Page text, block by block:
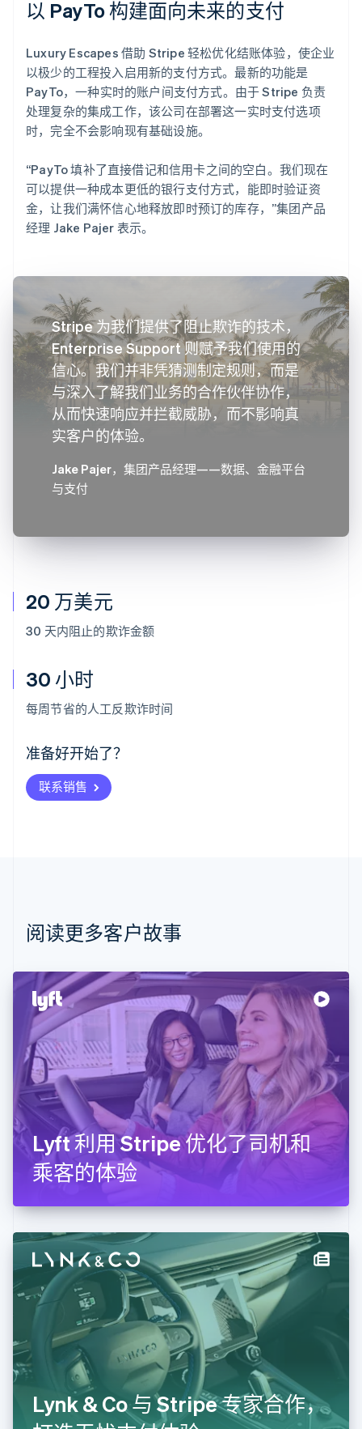
20 万美元
30 天内阻止的欺诈金额
30 小时
每周节省的人工反欺诈时间
准备好开始了？
联系销售
以 PayTo 构建面向未来的支付
Luxury Escapes 借助 Stripe 轻松优化结账体验，使企业
以极少的工程投入启用新的支付方式。最新的功能是
PayTo，一种实时的账户间支付方式。由于 Stripe 负责
处理复杂的集成工作，该公司在部署这一实时支付选项
时，完全不会影响现有基础设施。
“PayTo 填补了直接借记和信用卡之间的空白。我们现在
可以提供一种成本更低的银行支付方式，能即时验证资
金，让我们满怀信心地释放即时预订的库存，”集团产品
经理 Jake Pajer 表示。
Stripe 为我们提供了阻止欺诈的技术，
Enterprise Support 则赋予我们使用的
信心。我们并非凭猜测制定规则，而是
与深入了解我们业务的合作伙伴协作，
从而快速响应并拦截威胁，而不影响真
实客户的体验。
Jake Pajer，集团产品经理——数据、金融平台
与支付
阅读更多客户故事
Lyft 利用 Stripe 优化了司机和
乘客的体验
Lynk & Co 与 Stripe 专家合作，
阿联酋
爱尔兰
爱沙尼亚
English
奥地利
Deutsch English
Nederlands Français Deutsch
波兰
丹麦
English
德国
Deutsch
法国
FrançaisEnglish
芬兰
English
荷兰
NederlandsEnglish
加拿大
English Français
捷克
克罗地亚
拉脱维亚
English
立陶宛
English
列支敦士登
DeutschEnglish
卢森堡
Français DeutschEnglish
罗马尼亚
English
马尔他
English